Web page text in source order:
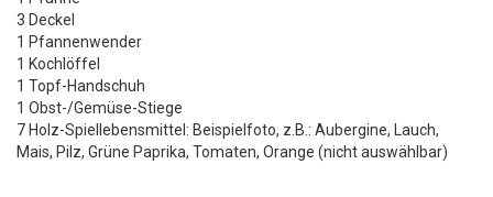
3 Deckel
1 Pfannenwender
1 Kochlöffel
1 Topf-Handschuh
1 Obst-/Gemüse-Stiege
7 Holz-Spiellebensmittel: Beispielfoto, z.B.: Aubergine, Lauch,
Mais, Pilz, Grüne Paprika, Tomaten, Orange (nicht auswählbar)